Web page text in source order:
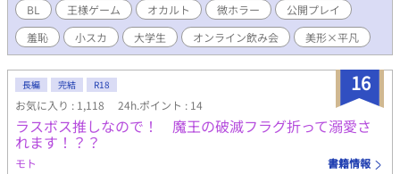
BL 王様ゲーム オカルト 微ホラー
公開プレイ
羞恥
小スカ 大学生 オンライン飲み会 美形×平凡
16
長編 完結 R18
お気に入り : 1,118 24h.ポイント : 14
ラスボス推しなので！ 魔王の破滅フラグ折って溺愛さ
れます！？？
モト 書籍情報